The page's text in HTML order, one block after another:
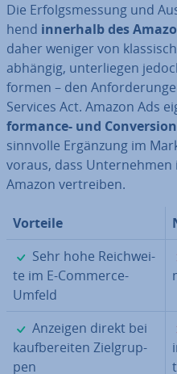
Die Er­folgs­mes­sung und
hend innerhalb des
daher weniger von
abhängig, un­ter­lie­gen
for­men – den
Services Act. Amazon Ads
for­mance- und
sinnvolle Ergänzung im
voraus, dass
Amazon ver­trei­ben.
Vorteile
✓
Sehr hohe Reich­wei­
te im E-Commerce-
Umfeld
✓
Anzeigen direkt bei
kauf­be­rei­ten Ziel­grup­
pen